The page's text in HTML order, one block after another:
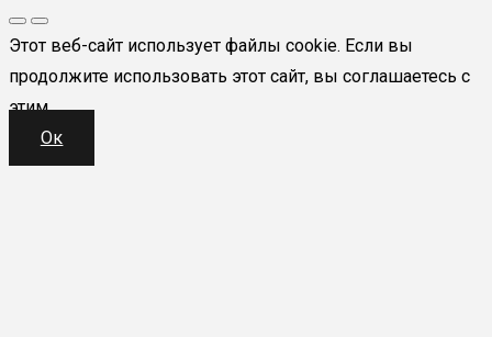
Этот веб-сайт использует файлы cookie. Если вы
продолжите использовать этот сайт, вы соглашаетесь с
этим.
Ок